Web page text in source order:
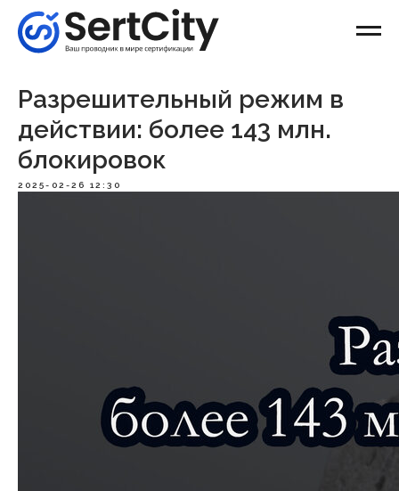
Разрешительный режим в
действии: более 143 млн.
блокировок
2025-02-26 12:30